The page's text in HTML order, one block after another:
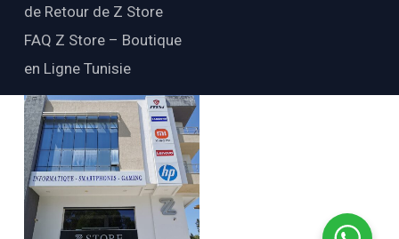
de Retour de Z Store
FAQ Z Store – Boutique
en Ligne Tunisie